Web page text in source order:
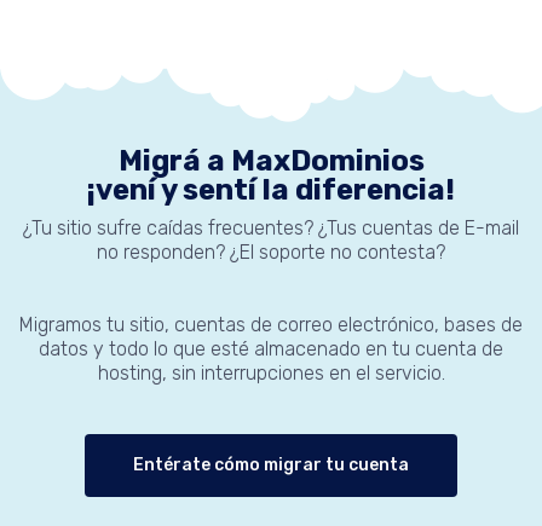
Migrá a MaxDominios
¡vení y sentí la diferencia!
¿Tu sitio sufre caídas frecuentes? ¿Tus cuentas de E-mail
no responden? ¿El soporte no contesta?
Migramos tu sitio, cuentas de correo electrónico, bases de
datos y todo lo que esté almacenado en tu cuenta de
hosting, sin interrupciones en el servicio.
Entérate cómo migrar tu cuenta